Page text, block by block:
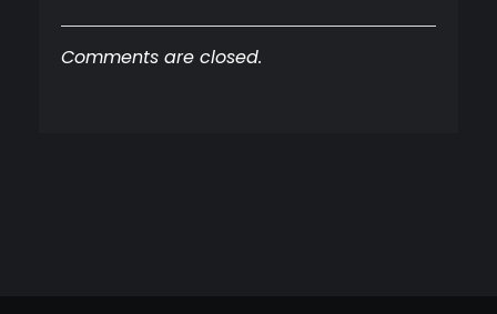
Comments are closed.